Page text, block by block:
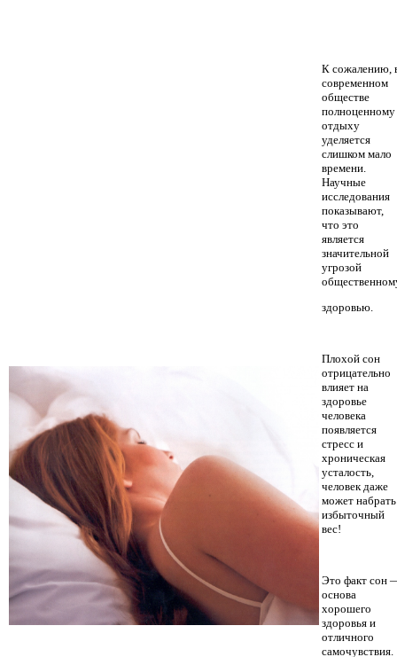
К сожалению,
современном
обществе
полноценному
отдыху
уделяется
слишком мало
времени.
Научные
исследования
показывают,
что это
является
значительной
угрозой
здоровью.
Плохой сон
отрицательно
влияет на
здоровье
человека
появляется
стресс и
хроническая
усталость,
человек даже
может набрать
избыточный
вес!
Это факт сон
основа
хорошего
здоровья и
отличного
самочувствия.